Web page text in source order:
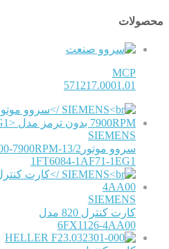
محصولات
MCP
571217.0001.01
SIEMENS
سروو موتور13/2-20NM , 3000-7900RPM بدون ترمز مدل
1FT6084-1AF71-1EG1
SIEMENS
کارت کنترل 820 مدل
6FX1126-4AA00
HELLER